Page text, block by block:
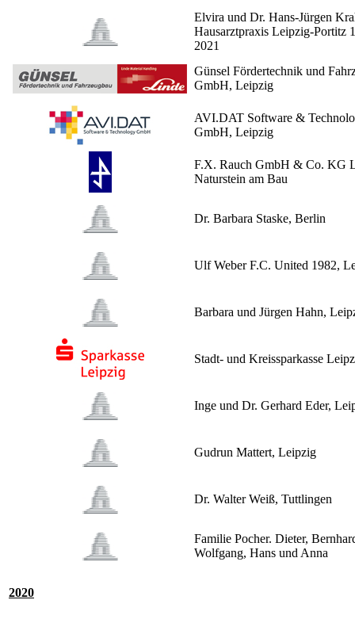
Elvira und Dr. Hans-Jürgen
Hausarztpraxis Leipzig-Portitz
2021
Günsel Fördertechnik und
GmbH, Leipzig
AVI.DAT Software &
GmbH, Leipzig
F.X. Rauch GmbH & Co. KG
Naturstein am Bau
Dr. Barbara Staske, Berlin
Ulf Weber F.C. United 1982,
Barbara und Jürgen Hahn,
Stadt- und Kreissparkasse
Inge und Dr. Gerhard Eder,
Gudrun Mattert, Leipzig
Dr. Walter Weiß, Tuttlingen
Familie Pocher. Dieter,
Wolfgang, Hans und Anna
2020